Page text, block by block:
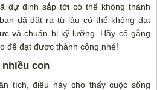
dự định sắp tới có thể không thành
đã đặt ra từ lâu có thể không đạt
và chuẩn bị kỹ lưỡng. Hãy cố gắng
để đạt được thành công nhé!
con
tích, điều này cho thấy cuộc sống